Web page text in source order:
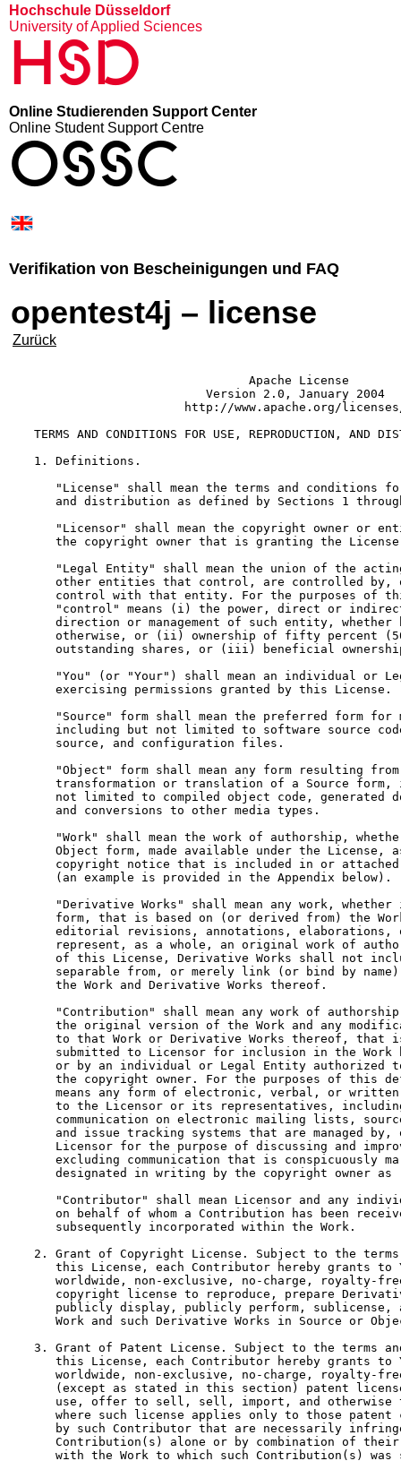
Hochschule Düsseldorf
University of Applied Sciences
HSD
Online Studierenden Support Center
Online Student Support Centre
OSSC
Verifikation von Bescheinigungen und FAQ
opentest4j – license
Zurück